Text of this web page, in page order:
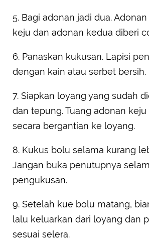
5. Bagi adonan jadi dua.
keju dan adonan kedua diberi
6. Panaskan kukusan. Lapisi
dengan kain atau serbet bersih.
7. Siapkan loyang yang sudah
dan tepung. Tuang adonan
secara bergantian ke loyang.
8. Kukus bolu selama kurang
Jangan buka penutupnya
pengukusan.
9. Setelah kue bolu matang,
lalu keluarkan dari loyang dan
sesuai selera.